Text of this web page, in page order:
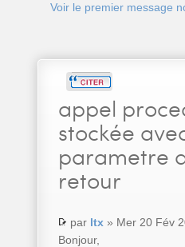
Voir le premier message
appel
stockée
parametre
retour
par ltx» Mer 20 Fév
Bonjour,